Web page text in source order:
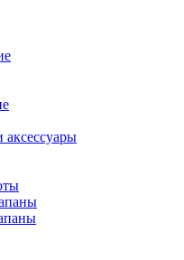
аксессуары